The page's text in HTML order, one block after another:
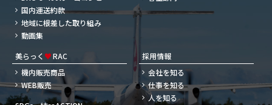
国内運送約款
地域に根差した取り組み
動画集
美らっく ♥RAC
機内販売商品
WEB販売
採用情報
会社を知る
仕事を知る
人を知る